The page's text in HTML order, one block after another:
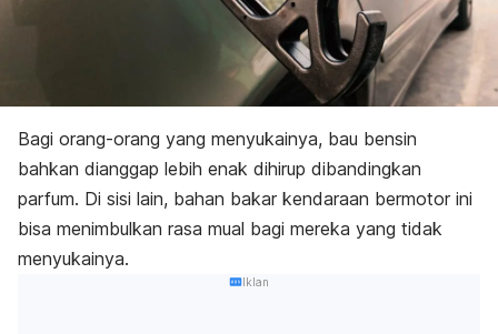
Bagi orang-orang yang menyukainya, bau bensin
bahkan dianggap lebih enak dihirup dibandingkan
parfum. Di sisi lain, bahan bakar kendaraan bermotor ini
bisa menimbulkan rasa mual bagi mereka yang tidak
menyukainya.
Iklan